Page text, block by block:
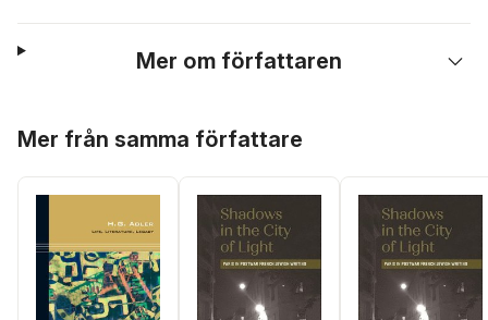
Mer om författaren
Mer från samma författare